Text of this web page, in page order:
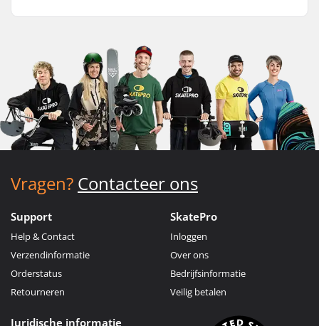
Vragen? Contacteer ons
Support
Help & Contact
Verzendinformatie
Orderstatus
Retourneren
SkatePro
Inloggen
Over ons
Bedrijfsinformatie
Veilig betalen
Juridische informatie